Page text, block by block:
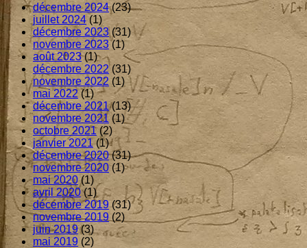
décembre 2024(23)
juillet 2024 (1)
décembre 2023(31)
novembre 2023(1)
août 2023(1)
décembre 2022(31)
novembre 2022 (1)
mai 2022 (1)
décembre 2021(13)
novembre 2021(1)
octobre 2021(2)
janvier 2021(1)
décembre 2020(31)
novembre 2020(1)
mai 2020(1)
avril 2020(1)
décembre 2019(31)
novembre 2019 (2)
juin 2019(3)
mai 2019 (2)